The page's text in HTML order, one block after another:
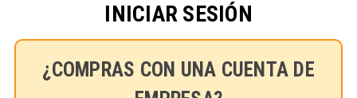
INICIAR SESIÓN
¿COMPRAS CON UNA CUENTA DE